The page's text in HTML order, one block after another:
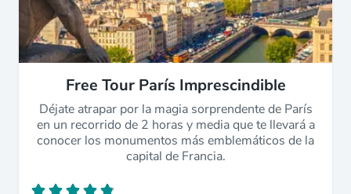
Free Tour París Imprescindible
Déjate atrapar por la magia sorprendente de París
en un recorrido de 2 horas y media que te llevará a
conocer los monumentos más emblemáticos de la
capital de Francia.